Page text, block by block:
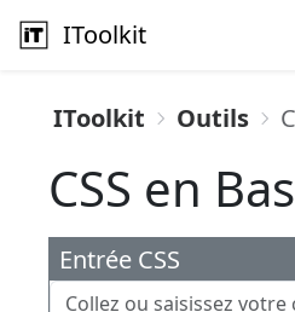
IToolkit
IToolkit Outils
CSS en
Entrée CSS